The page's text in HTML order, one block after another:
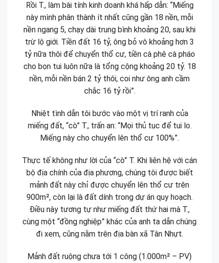
Rồi T., làm bài tính kinh doanh khá hấp dẫn: “Miếng
này mình phân thành ít nhất cũng gần 18 nền, mỗi
nền ngang 5, chạy dài trung bình khoảng 20, sau khi
trừ lộ giới. Tiền đất 16 tỷ, ông bỏ vô khoảng hơn 3
tỷ nữa thôi để chuyển thổ cư, tiền cà phê cà pháo
cho bọn tui luôn nữa là tổng cộng khoảng 20 tỷ. 18
nền, mỗi nền bán 2 tỷ thôi, coi như ông anh cầm
chắc 16 tỷ rồi”.
Nhiệt tình dẫn tôi bước vào một vị trí ranh của
miếng đất, “cò” T., trấn an: “Mọi thủ tục để tui lo.
Miếng này cho chuyển lên thổ cư 100%”.
Thực tế không như lời của “cò” T. Khi liên hệ với cán
bộ địa chính của địa phương, chúng tôi được biết
mảnh đất này chỉ được chuyển lên thổ cư trên
900m², còn lại là đất dính trong dự án quy hoạch.
Điều này tương tự như miếng đất thứ hai mà T.,
cùng một “đồng nghiệp” khác của anh ta dẫn chúng
đi xem, cũng nằm trên địa bàn xã Tân Nhựt.
Mảnh đất ruộng chưa tới 1 công (1.000m² – PV)